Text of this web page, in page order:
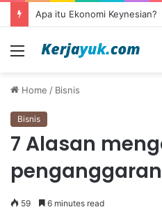
Apa itu outsourcing?
Menu
Home / Bisnis
Bisnis
7 Alasan
59 6 minutes read